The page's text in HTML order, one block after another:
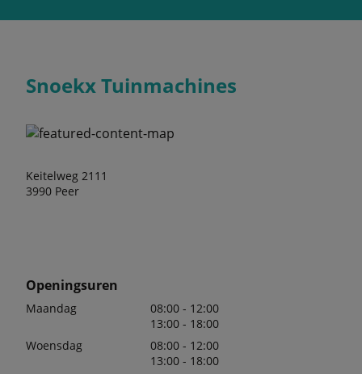
Snoekx Tuinmachines
Keitelweg 2111
3990 Peer
Openingsuren
Maandag
08:00 - 12:00
13:00 - 18:00
Woensdag
08:00 - 12:00
13:00 - 18:00